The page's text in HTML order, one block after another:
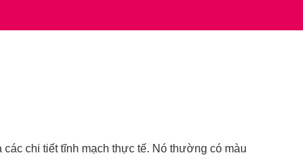
chi tiết tĩnh mạch thực tế. Nó thường có màu